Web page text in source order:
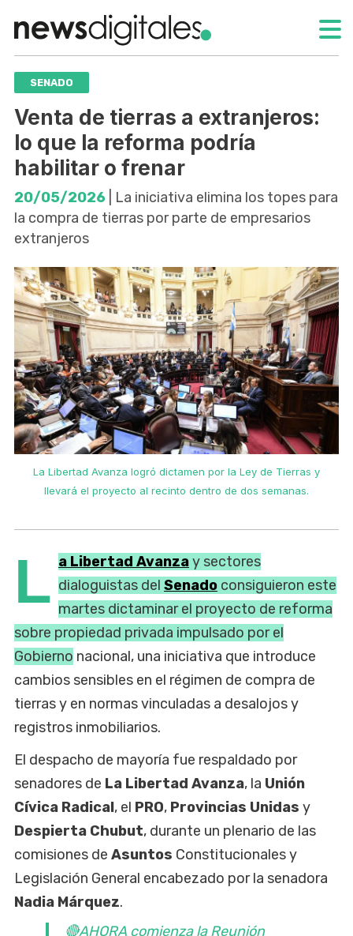
SENADO
Venta de tierras a extranjeros:
lo que la reforma podría
habilitar o frenar
20/05/2026 | La iniciativa elimina los topes para
la compra de tierras por parte de empresarios
extranjeros
La Libertad Avanza logró dictamen por la Ley de Tierras y
llevará el proyecto al recinto dentro de dos semanas.
L a Libertad Avanzay sectores
dialoguistas del Senado consiguieron este
martes dictaminar el proyecto de reforma
sobre propiedad privada impulsado por el
Gobierno nacional, una iniciativa que introduce
cambios sensibles en el régimen de compra de
tierras y en normas vinculadas a desalojos y
registros inmobiliarios.
El despacho de mayoría fue respaldado por
senadores de La Libertad Avanza, la Unión
Cívica Radical, el PRO, Provincias Unidas y
Despierta Chubut, durante un plenario de las
comisiones de Asuntos Constitucionales y
Legislación General encabezado por la senadora
Nadia Márquez.
🔴AHORA comienza la Reunión